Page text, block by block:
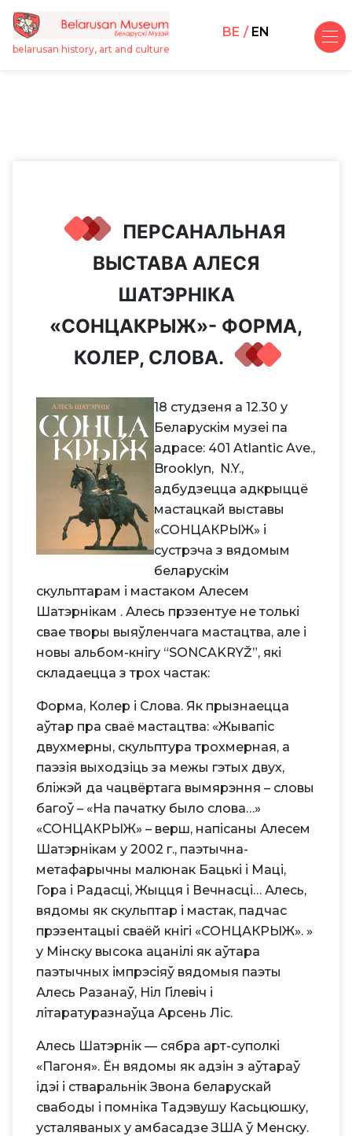
belarusan history, art and culture
BE EN
ПЕРСАНАЛЬНАЯ
ВЫСТАВА АЛЕСЯ
ШАТЭРНІКА
«СОНЦАКРЫЖ»- ФОРМА,
КОЛЕР, СЛОВА.
18 студзеня а 12.30 у
Беларускім музеі па
адрасе: 401 Atlantic Ave.,
Brooklyn, N.Y.,
адбудзецца адкрыццё
мастацкай выставы
«СОНЦАКРЫЖ» і
сустрэча з вядомым
беларускім
скульптарам і мастаком Алесем
Шатэрнікам . Алесь прэзентуе не толькі
свае творы выяўленчага мастацтва, але і
новы альбом-кнігу “SONCAKRYŽ”, які
складаецца з трох частак:
Форма, Колер і Слова. Як прызнаецца
аўтар пра сваё мастацтва: «Жывапіс
двухмерны, скульптура трохмерная, а
паэзія выходзіць за межы гэтых двух,
бліжэй да чацвёртага вымярэння – словы
багоў – «На пачатку было слова…»
«СОНЦАКРЫЖ» – верш, напісаны Алесем
Шатэрнікам у 2002 г., паэтычна-
метафарычны малюнак Бацькі і Маці,
Гора і Радасці, Жыцця і Вечнасці… Алесь,
вядомы як скульптар і мастак, падчас
прэзентацыі сваёй кнігі «СОНЦАКРЫЖ». »
у Мінску высока ацанілі як аўтара
паэтычных імпрэсіяў вядомыя паэты
Алесь Разанаў, Ніл Гілевіч і
літаратуразнаўца Арсень Ліс.
Алесь Шатэрнік — сябра арт-суполкі
«Пагоня». Ён вядомы як адзін з аўтараў
ідэі і стваральнік Звона беларускай
свабоды і помніка Тадэвушу Касьцюшку,
усталяваных у амбасадзе ЗША ў Менску.